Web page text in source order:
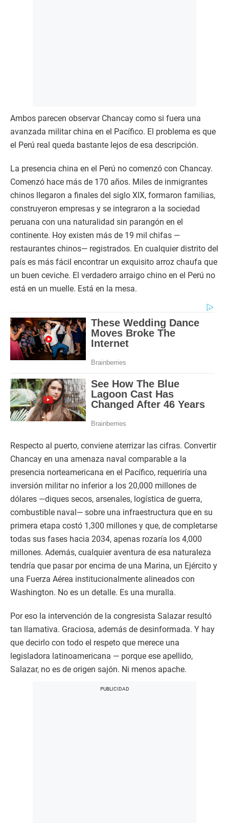
Ambos parecen observar Chancay como si fuera una
avanzada militar china en el Pacífico. El problema es que
el Perú real queda bastante lejos de esa descripción.
La presencia china en el Perú no comenzó con Chancay.
Comenzó hace más de 170 años. Miles de inmigrantes
chinos llegaron a finales del siglo XIX, formaron familias,
construyeron empresas y se integraron a la sociedad
peruana con una naturalidad sin parangón en el
continente. Hoy existen más de 19 mil chifas —
restaurantes chinos— registrados. En cualquier distrito del
país es más fácil encontrar un exquisito arroz chaufa que
un buen ceviche. El verdadero arraigo chino en el Perú no
está en un muelle. Está en la mesa.
Respecto al puerto, conviene aterrizar las cifras. Convertir
Chancay en una amenaza naval comparable a la
presencia norteamericana en el Pacífico, requeriría una
inversión militar no inferior a los 20,000 millones de
dólares —diques secos, arsenales, logística de guerra,
combustible naval— sobre una infraestructura que en su
primera etapa costó 1,300 millones y que, de completarse
todas sus fases hacia 2034, apenas rozaría los 4,000
millones. Además, cualquier aventura de esa naturaleza
tendría que pasar por encima de una Marina, un Ejército y
una Fuerza Aérea institucionalmente alineados con
Washington. No es un detalle. Es una muralla.
Por eso la intervención de la congresista Salazar resultó
tan llamativa. Graciosa, además de desinformada. Y hay
que decirlo con todo el respeto que merece una
legisladora latinoamericana — porque ese apellido,
Salazar, no es de origen sajón. Ni menos apache.